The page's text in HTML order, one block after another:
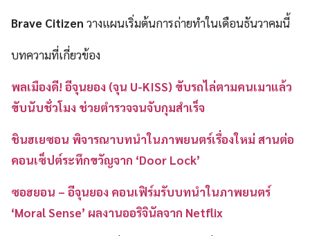
Brave Citizen วางแผนเริ่มต้นการถ่ายทำในเดือนธันวาคมนี้
บทความที่เกี่ยวข้อง
พลเมืองดี! อีจุนยอง (จุน U-KISS) ขับรถไล่ตามคนเมาแล้ว
ขับนับชั่วโมง ช่วยตำรวจจนจับกุมสำเร็จ
ชินฮเยซอน พิจารณาบทนำในภาพยนตร์เรื่องใหม่ สานต่อ
คอนเซ็ปต์ระทึกขวัญจาก ‘Door Lock’
ซอฮยอน – อีจุนยอง คอนเฟิร์มรับบทนำในภาพยนตร์
‘Moral Sense’ ผลงานออริจินัลจาก Netflix